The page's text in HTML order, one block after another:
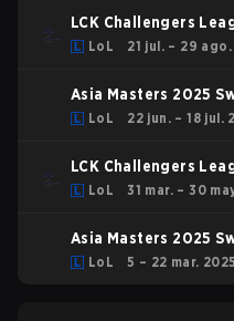
LCK Challengers
Trial Group
LoL 21 jul. – 29
Asia Masters 2025
LoL 22 jun. – 18 jul.
LCK Challengers
LoL 31 mar. – 30
Asia Masters 2025
LoL 5 – 22 mar. 2025